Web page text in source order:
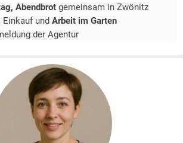
Abendbrot gemeinsam in Zwönitz
und Arbeit im Garten
der Agentur